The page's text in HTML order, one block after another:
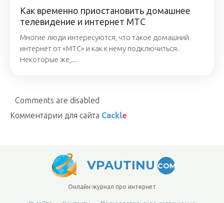
Как временно приостановить домашнее
телевидение и интернет МТС
Многие люди интересуются, что такое домашний
интернет от «МТС» и как к нему подключиться.
Некоторые же,...
Comments are disabled
Комментарии для сайта Cackle
VPAUTINU COM
Онлайн-журнал про интернет